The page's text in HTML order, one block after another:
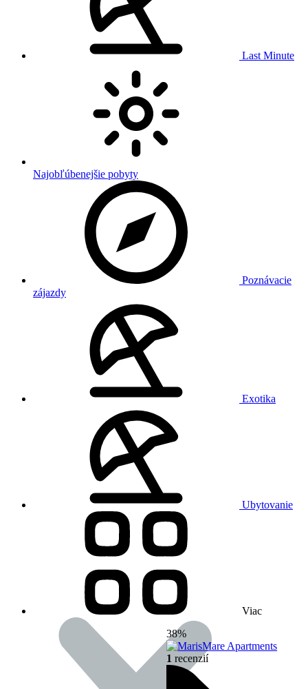
Last Minute
Najobľúbenejšie pobyty
Poznávacie
zájazdy
Exotika
Ubytovanie
Viac
38%
1 recenzií